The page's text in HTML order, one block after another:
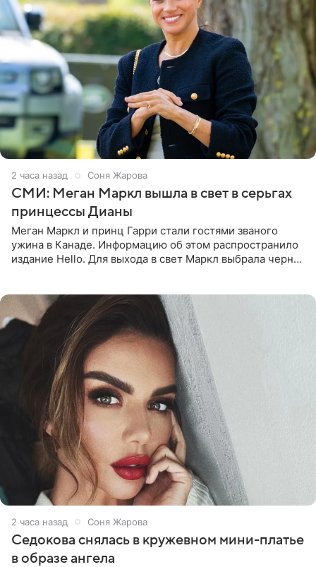
2 часа назад Соня Жарова
СМИ: Меган Маркл вышла в свет в серьгах
принцессы Дианы
Меган Маркл и принц Гарри стали гостями званого
ужина в Канаде. Информацию об этом распространило
издание Hello. Для выхода в свет Маркл выбрала черное
2 часа назад Соня Жарова
Седокова снялась в кружевном мини-платье
в образе ангела